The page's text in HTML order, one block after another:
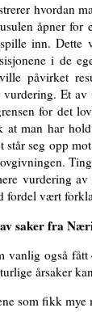
hvordan
åpner for
inn. Dette
i de
påvirket
vurdering. Et av
for det
at man har
står seg opp
vurdering
fordel vært
saker fra
vanlig også
årsaker
som fikk